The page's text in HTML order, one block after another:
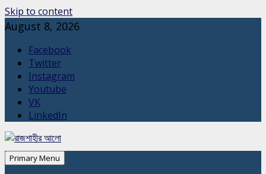
Skip to content
August 8, 2026
Facebook
Twitter
Instagram
Youtube
VK
LinkedIn
Primary Menu